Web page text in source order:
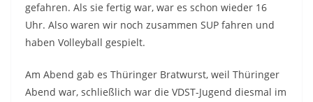
gefahren. Als sie fertig war, war es schon wieder 16
Uhr. Also waren wir noch zusammen SUP fahren und
haben Volleyball gespielt.
Am Abend gab es Thüringer Bratwurst, weil Thüringer
Abend war, schließlich war die VDST-Jugend diesmal im